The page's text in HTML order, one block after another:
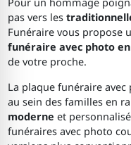
pas vers les
Funéraire vous propose
funéraire avec photo
de votre proche.
La plaque funéraire
au sein des familles en
moderneet
funéraires avec photo